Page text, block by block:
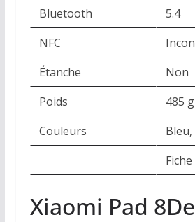
Bluetooth
5.4
NFC
Étanche
Non
Poids
485
Couleurs
Xiaomi Pad 8